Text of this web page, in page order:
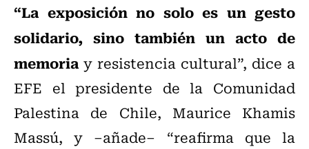
“La exposición no solo es un gesto
solidario, sino también un acto de
memoria y resistencia cultural”, dice a
EFE el presidente de la Comunidad
Palestina de Chile, Maurice Khamis
Massú, y –añade– “reafirma que la